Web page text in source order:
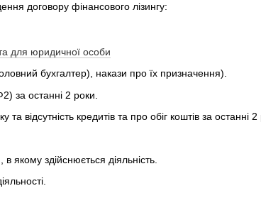
договору фінансового лізингу:
для юридичної особи
бухгалтер), накази про їх призначення).
за останні 2 роки.
та відсутність кредитів та про обіг коштів за
якому здійснюється діяльність.